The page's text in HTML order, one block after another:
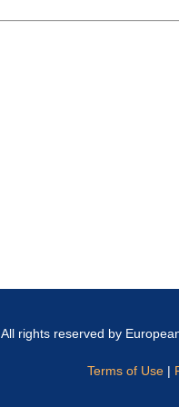
All rights reserved by
Terms of Use |